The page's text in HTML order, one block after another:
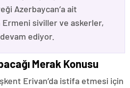
Azerbaycan’a ait
siviller ve askerler,
ediyor.
Merak Konusu
Erivan’da istifa etmesi için